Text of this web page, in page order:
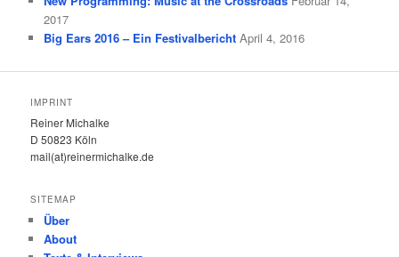
2017
Big Ears 2016 – Ein Festivalbericht April 4, 2016
IMPRINT
Reiner Michalke
D 50823 Köln
mail(at)reinermichalke.de
SITEMAP
Über
About